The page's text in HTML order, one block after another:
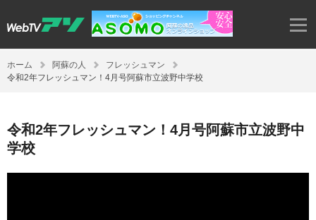
ホーム 阿蘇の人
フレッシュマン
令和2年フレッシュマン！4月号阿蘇市立波野中学校
令和2年フレッシュマン！4月号阿蘇市立波野中
学校